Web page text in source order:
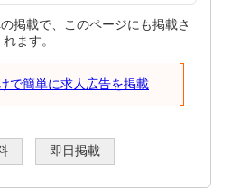
掲載で、このページにも掲載さ
れます。
で簡単に求人広告を掲載
即日掲載